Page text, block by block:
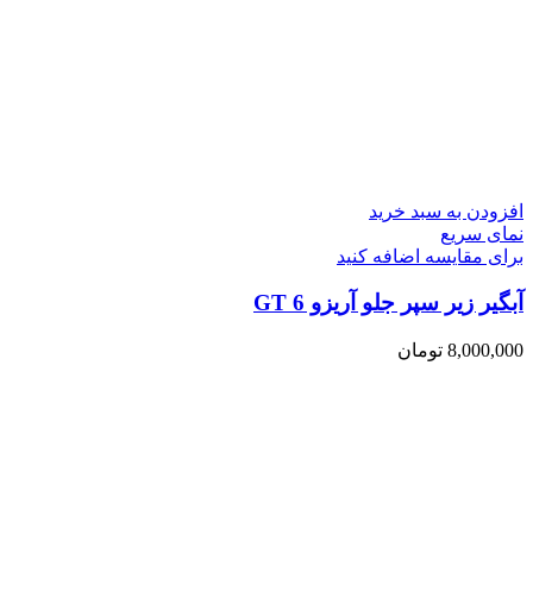
افزودن به سبد خرید
نمای سریع
برای مقایسه اضافه کنید
آبگیر زیر سپر جلو آریزو 6 GT
8,000,000 تومان